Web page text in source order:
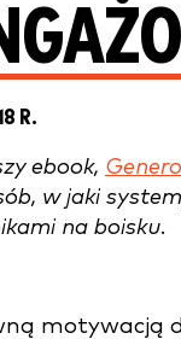
R.
ebook,
w jaki
na boisku.
motywacją